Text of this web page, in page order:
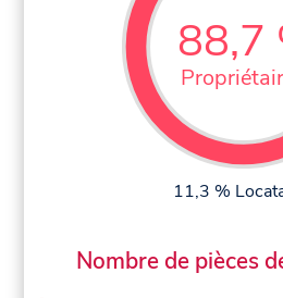
88,7
11,3 %
Nombre de pièces